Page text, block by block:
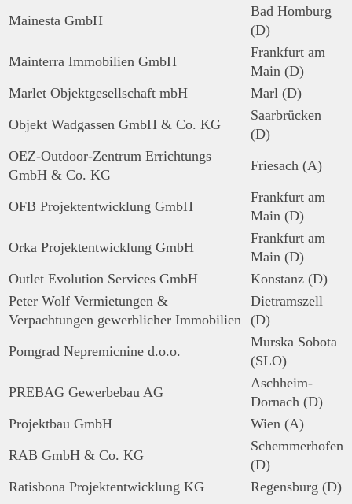
Mainesta GmbH
Bad Homburg
(D)
Mainterra Immobilien GmbH
Frankfurt am
Main (D)
Marlet Objektgesellschaft mbH
Marl (D)
Objekt Wadgassen GmbH & Co. KG
Saarbrücken
(D)
OEZ-Outdoor-Zentrum Errichtungs
GmbH & Co. KG
Friesach (A)
OFB Projektentwicklung GmbH
Frankfurt am
Main (D)
Orka Projektentwicklung GmbH
Frankfurt am
Main (D)
Outlet Evolution Services GmbH
Konstanz (D)
Peter Wolf Vermietungen &
Verpachtungen gewerblicher Immobilien
Dietramszell
(D)
Pomgrad Nepremicnine d.o.o.
Murska Sobota
(SLO)
PREBAG Gewerbebau AG
Aschheim-
Dornach (D)
Projektbau GmbH
Wien (A)
RAB GmbH & Co. KG
Schemmerhofen
(D)
Ratisbona Projektentwicklung KG
Regensburg (D)